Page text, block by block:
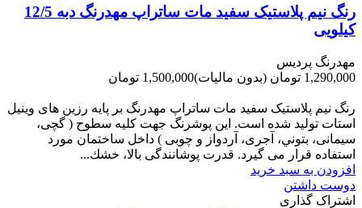
رنگ نیم پلاستیک سفید مات ساتراپ مهدرنگ دبه 12/5
کیلویی
مهدرنگ پردیس
1,290,000 تومان
(بدون مالیات)1,500,000 تومان
رنگ نیم پلاستیک سفید مات ساتراپ مهدرنگ بر پایه رزین های وینیل
استات تولید شده است. این پوشرنگ جهت کلیه سطوح ( گچی،
سیمانی، بتوني، آجری، آردواز و چوبی ) داخل ساختمان مورد
استفاده قرار می گیرد. قدرت پوشانندگی بالا، خشك...
افزودن به سبد خرید
دوست داشتن
اشتراک گذاری